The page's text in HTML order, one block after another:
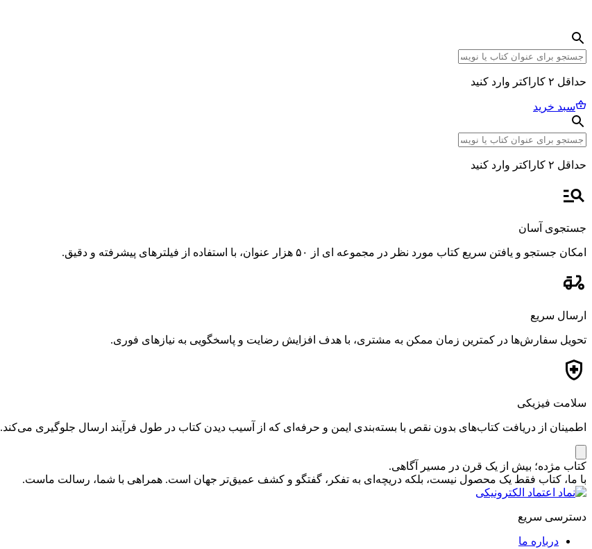
حداقل ۲ کاراکتر وارد کنید
سبد خرید
حداقل ۲ کاراکتر وارد کنید
جستجوی آسان
امکان جستجو و یافتن سریع کتاب مورد نظر در مجموعه ای از ۵۰ هزار عنوان، با استفاده از فیلترهای پیشرفته و دقیق.
ارسال سریع
تحویل سفارش‌ها در کمترین زمان ممکن به مشتری، با هدف افزایش رضایت و پاسخگویی به نیازهای فوری.
سلامت فیزیکی
اطمینان از دریافت کتاب‌های بدون نقص با بسته‌بندی ایمن و حرفه‌ای که از آسیب دیدن کتاب در طول فرآیند ارسال جلوگیری می‌کند.
کتاب مژده؛ بیش از یک قرن در مسیر آگاهی.
با ما، کتاب فقط یک محصول نیست، بلکه دریچه‌ای به تفکر، گفتگو و کشف عمیق‌تر جهان است. همراهی با شما، رسالت ماست.
دسترسی سریع
درباره ما